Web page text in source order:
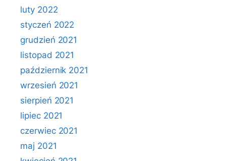
luty 2022
styczeń 2022
grudzień 2021
listopad 2021
październik 2021
wrzesień 2021
sierpień 2021
lipiec 2021
czerwiec 2021
maj 2021